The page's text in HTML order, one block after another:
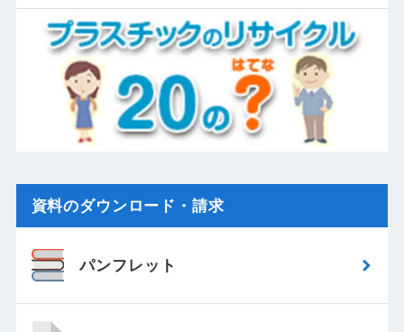
資料のダウンロード・請求
パンフレット